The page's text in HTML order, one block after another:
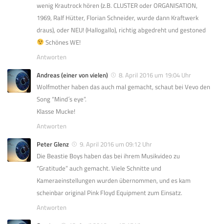
wenig Krautrock hören (z.B. CLUSTER oder ORGANISATION,
1969, Ralf Hütter, Florian Schneider, wurde dann Kraftwerk
draus), oder NEU! (Hallogallo), richtig abgedreht und gestoned
Schönes WE!
Antworten
Andreas (einer von vielen)
8. April 2016 um 19:04 Uhr
Wolfmother haben das auch mal gemacht, schaut bei Vevo den
Song “Mind´s eye”.
Klasse Mucke!
Antworten
Peter Glenz
9. April 2016 um 09:12 Uhr
Die Beastie Boys haben das bei ihrem Musikvideo zu
“Gratitude” auch gemacht. Viele Schnitte und
Kameraeinstellungen wurden übernommen, und es kam
scheinbar original Pink Floyd Equipment zum Einsatz.
Antworten